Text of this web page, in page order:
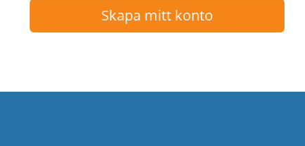
Skapa mitt konto